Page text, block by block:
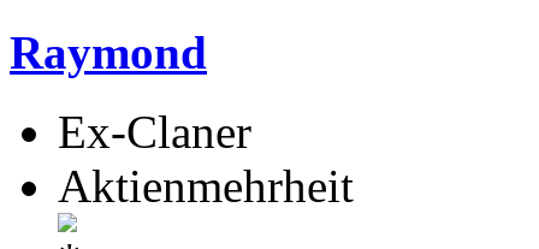
Raymond
Ex-Claner
Aktienmehrheit